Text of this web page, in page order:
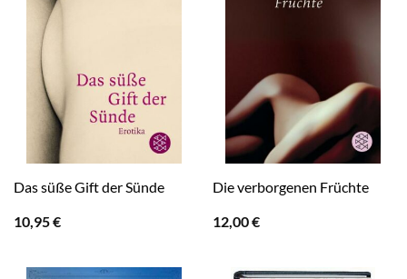
Das süße Gift der Sünde
10,95€
Die verborgenen Früchte
12,00€